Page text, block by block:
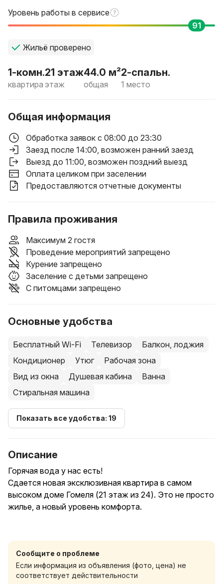
Уровень работы в сервисе
91
Жильё проверено
1-комн.
квартира
21 этаж
этаж
44.0 м²
общая
2-спальн.
1 место
Общая информация
Обработка заявок с 08:00 до 23:30
Заезд после 14:00, возможен ранний заезд
Выезд до 11:00, возможен поздний выезд
Оплата целиком при заселении
Предоставляются отчетные документы
Правила проживания
Максимум 2 гостя
Проведение мероприятий запрещено
Курение запрещено
Заселение с детьми запрещено
С питомцами запрещено
Основные удобства
Бесплатный Wi-Fi Телевизор
Балкон, лоджия
Кондиционер
Утюг
Рабочая зона
Вид из окна
Душевая кабина
Ванна
Стиральная машина
Показать все удобства: 19
Описание
Горячая вода у нас есть!
Сдается новая эксклюзивная квартира в самом
высоком доме Гомеля (21 этаж из 24). Это не просто
жилье, а новый уровень комфорта.
• Экран 70 дюймов: Smart TV для ценителей
качественного кино.
• Кофе-бар: Профессиональная кофемашина +
зерновой кофе в подарок.
Сообщите о проблеме
Если информация из объявления (фото, цена) не
соответствует действительности